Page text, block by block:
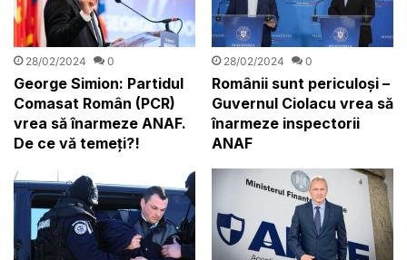
28/02/2024 0
George Simion: Partidul
Comasat Român (PCR)
vrea să înarmeze ANAF.
De ce vă temeți?!
28/02/2024 0
Românii sunt periculoși –
Guvernul Ciolacu vrea să
înarmeze inspectorii
ANAF